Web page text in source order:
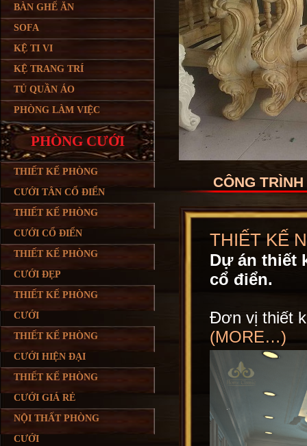
BÀN GHẾ ĂN
SOFA
KỆ TI VI
KỆ TRANG TRÍ
TỦ QUẦN ÁO
PHÒNG LÀM VIỆC
PHÒNG CƯỚI
THIẾT KẾ PHÒNG
CƯỚI TÂN CỔ ĐIỂN
THIẾT KẾ PHÒNG
CƯỚI CỔ ĐIỂN
THIẾT KẾ PHÒNG
CƯỚI ĐẸP
THIẾT KẾ PHÒNG
CƯỚI
THIẾT KẾ PHÒNG
CƯỚI HIỆN ĐẠI
THIẾT KẾ PHÒNG
CƯỚI GIÁ RẺ
NỘI THẤT PHÒNG
CƯỚI
CÔNG TRÌNH
THIẾT KẾ
Dự án thiết
cổ điển.
Đơn vị thiết
(MORE…)